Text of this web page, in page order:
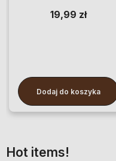
19,99 zł
Dodaj do koszyka
Hot items!